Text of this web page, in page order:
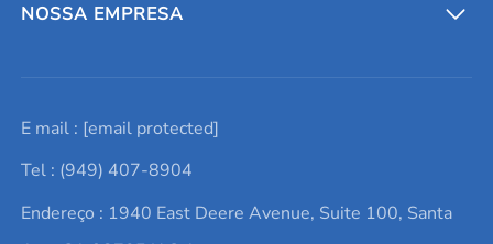
Entre em contato conosco
Lista de consultas
Termos e Condições
Metais refratários
Elementos de terras raras
Alvos de pulverização catódica
NOSSA EMPRESA
Promoções atuais
Notícias e blogs
E mail : [email protected]
Tel : (949) 407-8904
Endereço : 1940 East Deere Avenue, Suite 100, Santa